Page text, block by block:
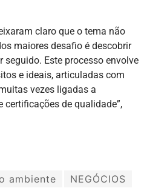
claro que o tema não
maiores desafio é descobrir
Este processo envolve
e ideais, articuladas com
vezes ligadas a
de qualidade”,
ambiente
NEGÓCIOS